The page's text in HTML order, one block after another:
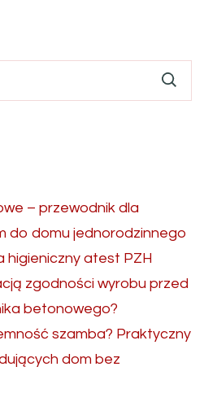
– przewodnik dla
do domu jednorodzinnego
higieniczny atest PZH
zgodności wyrobu przed
betonowego?
szamba? Praktyczny
dom bez